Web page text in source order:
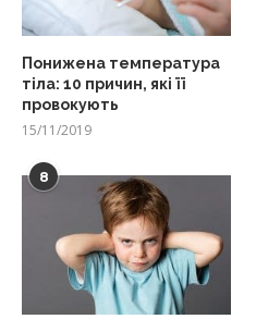
Понижена температура
тіла: 10 причин, які її
провокують
15/11/2019
8